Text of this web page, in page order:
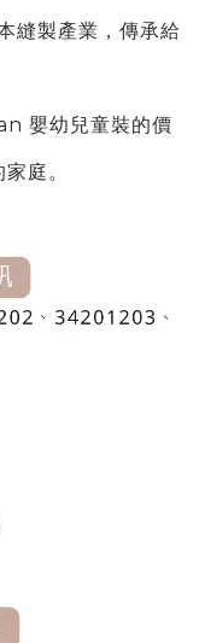
縫製產業，傳承給
嬰幼兒童裝的價
庭。